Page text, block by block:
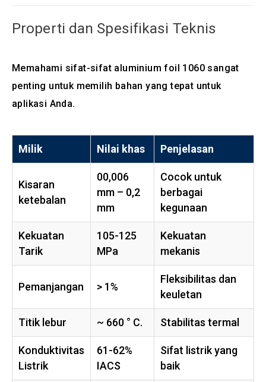
Properti dan Spesifikasi Teknis
Memahami sifat-sifat aluminium foil 1060 sangat
penting untuk memilih bahan yang tepat untuk
aplikasi Anda.
Milik Nilai khas Penjelasan
Kisaran
ketebalan
00,006
mm – 0,2
mm
Cocok untuk
berbagai
kegunaan
Kekuatan
Tarik
105-125
MPa
Kekuatan
mekanis
Pemanjangan > 1%
Fleksibilitas dan
keuletan
Titik lebur ~ 660 ° C. Stabilitas termal
Konduktivitas
Listrik
61-62%
IACS
Sifat listrik yang
baik